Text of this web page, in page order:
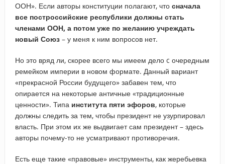
ООН». Если авторы конституции полагают, что сначала
все построссийские республики должны стать
членами ООН, а потом уже по желанию учреждать
новый Союз– у меня к ним вопросов нет.
Но это вряд ли, скорее всего мы имеем дело c очередным
ремейком империи в новом формате. Данный вариант
«прекрасной России будущего» забавен тем, что
опирается на некоторые античные «традиционные
ценности». Типа института пяти эфоров, которые
должны следить за тем, чтобы президент не узурпировал
власть. При этом их же выдвигает сам президент – здесь
авторы почему-то не усматривают противоречия.
Есть еще такие «правовые» инструменты, как жеребьевка